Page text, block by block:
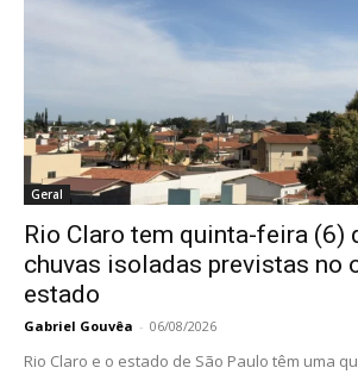
Geral
Rio Claro tem quinta-feira (6)
chuvas isoladas previstas no
estado
Gabriel Gouvêa - 06/08/2026
Rio Claro e o estado de São Paulo têm uma